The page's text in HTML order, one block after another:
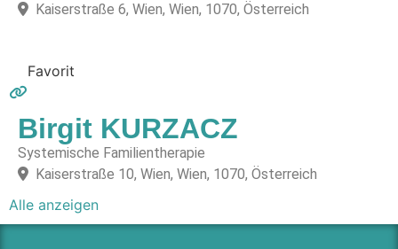
Kaiserstraße 6, Wien, Wien, 1070, Österreich
Favorit
Birgit KURZACZ
Systemische Familientherapie
Kaiserstraße 10, Wien, Wien, 1070, Österreich
Alle anzeigen